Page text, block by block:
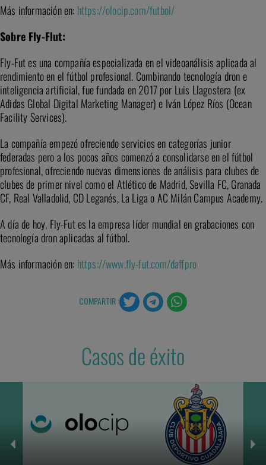
Más información en: https://olocip.com/futbol/
Sobre Fly-Flut:
Fly-Fut es una compañía especializada en el videoanálisis aplicada al
rendimiento en el fútbol profesional. Combinando tecnología dron e
inteligencia artificial, fue fundada en 2017 por Luis Llagostera (ex
Adidas Global Digital Marketing Manager) e Iván López Ríos (Ocean
Facility Services).
La compañía empezó ofreciendo servicios en categorías junior
federadas pero a los pocos años comenzó a consolidarse en el fútbol
profesional, ofreciendo nuevas dimensiones de análisis para clubes de
clubes de primer nivel como el Atlético de Madrid, Sevilla FC, Granada
CF, Real Valladolid, CD Leganés, La Liga o AC Milán Campus Academy.
A día de hoy, Fly-Fut es la empresa líder mundial en grabaciones con
tecnología dron aplicadas al fútbol.
Más información en: https://www.fly-fut.com/daffpro
COMPARTIR :
Casos de éxito